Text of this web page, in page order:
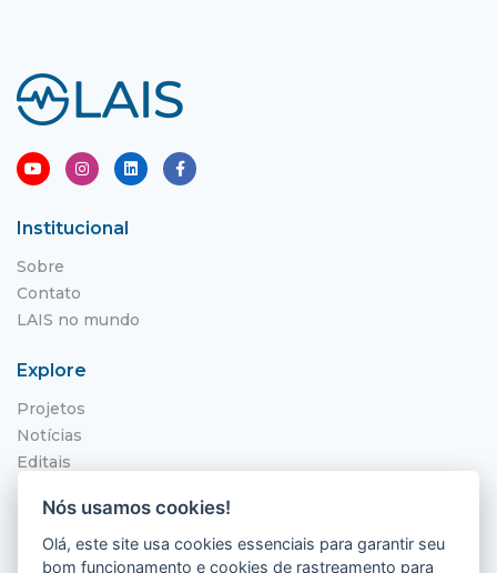
Institucional
Sobre
Contato
LAIS no mundo
Explore
Projetos
Notícias
Editais
Localização
Nós usamos cookies!
Olá, este site usa cookies essenciais para garantir seu
bom funcionamento e cookies de rastreamento para